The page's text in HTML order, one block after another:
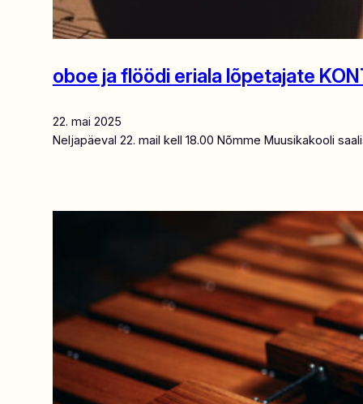
oboe ja flöödi eriala lõpetajate
22. mai 2025
Neljapäeval 22. mail kell 18.00 Nõmme Muusikakooli